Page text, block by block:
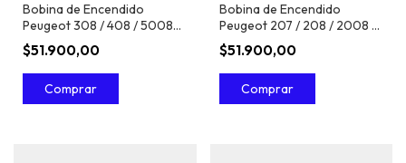
Bobina de Encendido
Peugeot 308 / 408 / 5008
1.6 THP (EP6) - Bosch
$51.900,00
Bobina de Encendido
Peugeot 207 / 208 / 2008 /
3008 1.6 THP (EP6) - Bosch
$51.900,00